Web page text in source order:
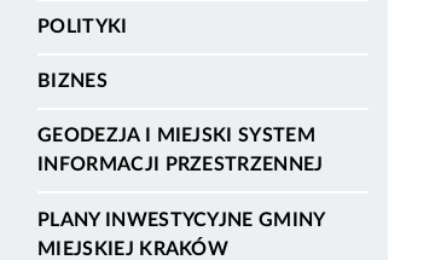
POLITYKI
BIZNES
GEODEZJA I MIEJSKI SYSTEM
INFORMACJI PRZESTRZENNEJ
PLANY INWESTYCYJNE GMINY
MIEJSKIEJ KRAKÓW